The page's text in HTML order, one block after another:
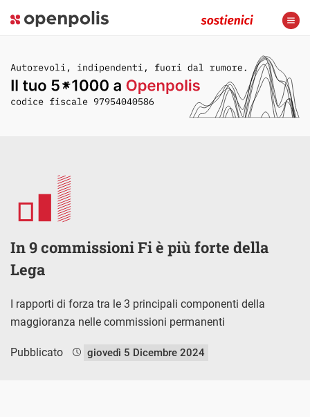
In 9 commissioni Fi è più forte della
Lega
I rapporti di forza tra le 3 principali componenti della
maggioranza nelle commissioni permanenti
Pubblicato giovedì 5 Dicembre 2024